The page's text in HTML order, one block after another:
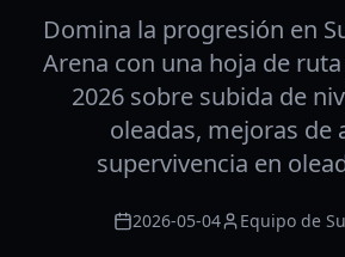
Domina la progresión en
Arena con una hoja de
2026 sobre subida de
oleadas, mejoras de
supervivencia en
2026-05-04 Equipo de